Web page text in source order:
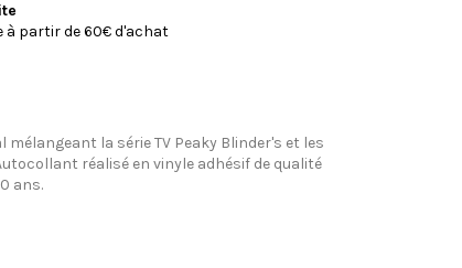
à partir de 60€ d'achat
la série TV Peaky Blinder's et les
réalisé en vinyle adhésif de qualité
ans.